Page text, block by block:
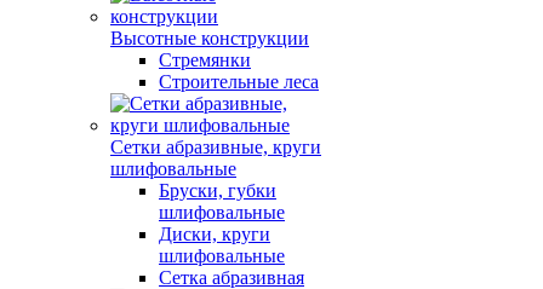
Высотные конструкции
Стремянки
Строительные леса
Сетки абразивные, круги
шлифовальные
Бруски, губки
шлифовальные
Диски, круги
шлифовальные
Сетка абразивная